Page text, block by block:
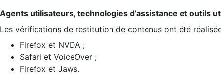
Agents utilisateurs, technologies d’assistance et outils
Les vérifications de restitution de contenus ont été
Firefox et NVDA ;
Safari et VoiceOver ;
Firefox et Jaws.